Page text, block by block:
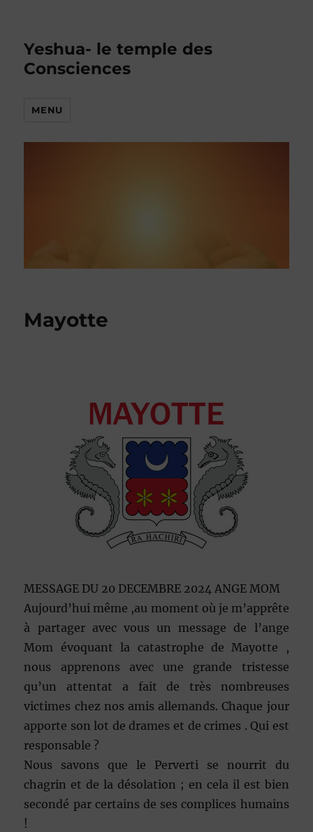
Yeshua- le temple des
Consciences
MENU
Mayotte
MESSAGE DU 20 DECEMBRE 2024 ANGE MOM
Aujourd’hui même ,au moment où je m’apprête
à partager avec vous un message de l’ange
Mom évoquant la catastrophe de Mayotte ,
nous apprenons avec une grande tristesse
qu’un attentat a fait de très nombreuses
victimes chez nos amis allemands. Chaque jour
apporte son lot de drames et de crimes . Qui est
responsable ?
Nous savons que le Perverti se nourrit du
chagrin et de la désolation ; en cela il est bien
secondé par certains de ses complices humains
!